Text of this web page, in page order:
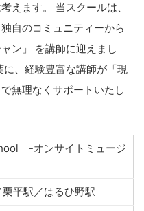
えます。 当スクールは、
自のコミュニティーから
ン」 を講師に迎えまし
、経験豊富な講師が「現
無理なくサポートいたし
-オンサイトミュージ
平駅／はるひ野駅